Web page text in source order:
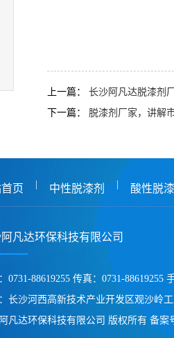
上一篇： 长沙阿凡达脱漆剂
下一篇： 脱漆剂厂家，讲解
页 中性脱漆剂 酸性脱
凡达环保科技有限公司
0731-88619255 传真：0731-88619255
长沙河西高新技术产业开发区观沙岭工
凡达环保科技有限公司 版权所有备案